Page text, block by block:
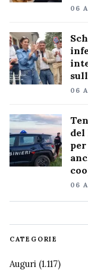
06
06
del
06
CATEGORIE
Auguri (1.117)